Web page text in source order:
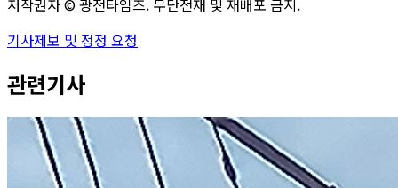
저작권자 ©광전타임즈. 무단전재 및 재배포 금지.
기사제보 및 정정 요청
관련기사